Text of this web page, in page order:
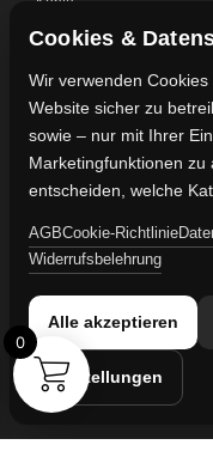
FAQ's
Kontaktdaten
Vertreten durch:
Lievaart B.V.
Kontakt:
info@militaruhren.de
KVK-Nummer:
Umsatzsteuer-ID:
NL860042352B01
Cookies &
Wir verwenden
Website sicher zu
sowie – nur mit Ihrer
Marketingfunktionen zu
entscheiden, welche
AGBCookie-Richtlinie
Widerrufsbelehrung
Alle akzeptieren
Einstellungen
0